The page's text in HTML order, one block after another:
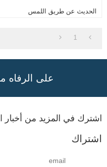
الحديث عن طريق اللمس
1
على الرفاه
اشترك في المزيد من أخبار
اشتراك